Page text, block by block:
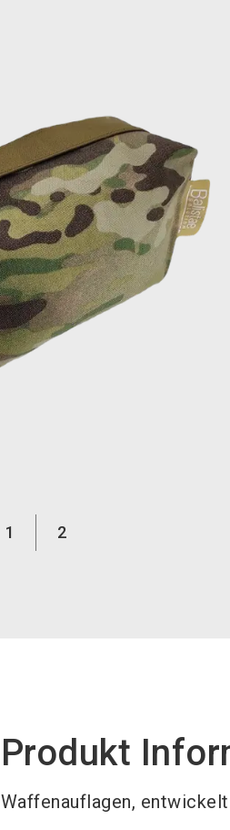
1 2
Produkt
Waffenauflagen,